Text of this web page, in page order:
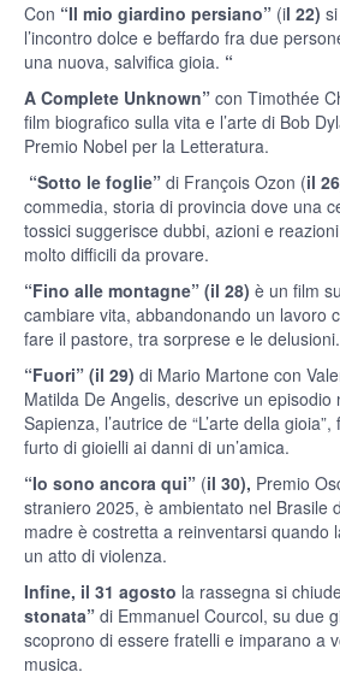
Con “Il mio giardino persiano” (il 22)
l’incontro dolce e beffardo fra due
una nuova, salvifica gioia. “
A Complete Unknown” con Timothée
film biografico sulla vita e l’arte di Bob
Premio Nobel per la Letteratura.
“Sotto le foglie” di François Ozon (il
commedia, storia di provincia dove una
tossici suggerisce dubbi, azioni e
molto difficili da provare.
“Fino alle montagne” (il 28) è un film
cambiare vita, abbandonando un lavoro
fare il pastore, tra sorprese e le delusioni.
“Fuori” (il 29) di Mario Martone con
Matilda De Angelis, descrive un episodio
Sapienza, l’autrice de “L’arte della
furto di gioielli ai danni di un’amica.
“Io sono ancora qui” (il 30), Premio
straniero 2025, è ambientato nel Brasile
madre è costretta a reinventarsi quando
un atto di violenza.
Infine, il 31 agosto la rassegna si
stonata” di Emmanuel Courcol, su due
scoprono di essere fratelli e imparano a
musica.